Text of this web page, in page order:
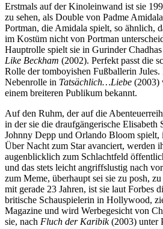
Erstmals auf der Kinoleinwand ist sie
zu sehen, als Double von Padme
Portman, die Amidala spielt, so ähnlich,
im Kostüm nicht von Portman
Hauptrolle spielt sie in Gurinder
Like Beckham (2002). Perfekt passt die
Rolle der tomboyishen Fußballerin
Nebenrolle in Tatsächlich…Liebe (2003)
einem breiteren Publikum bekannt.
Auf den Ruhm, der auf die
in der sie die draufgängerische Elisabeth
Johnny Depp und Orlando Bloom spielt,
Über Nacht zum Star avanciert, werden
augenblicklich zum Schlachtfeld
und das stets leicht angriffslustig nach
zum Meme, überhaupt sei sie zu posh,
mit gerade 23 Jahren, ist sie laut Forbes
britische Schauspielerin in Hollywood,
Magazine und wird Werbegesicht von
sie, nach Fluch der Karibik(2003) unter